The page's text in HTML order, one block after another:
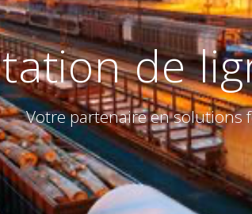
de
Votre partenaire en solutions